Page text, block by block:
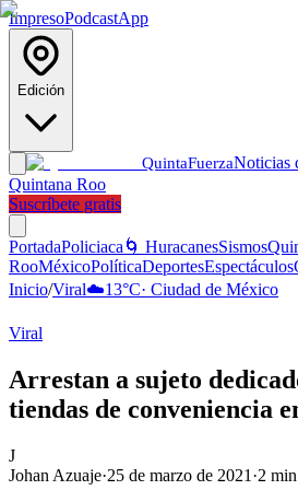
ImpresoPodcastApp
Edición
QuintaFuerzaNoticias
Quintana Roo
Suscríbete gratis
PortadaPoliciaca 🌀 HuracanesSismos
RooMéxicoPolíticaDeportesEspectáculos
Inicio/Viral☁️13°C· Ciudad de México
Viral
Arrestan a sujeto
tiendas de conveniencia
J
Johan Azuaje·25 de marzo de 2021 ·2